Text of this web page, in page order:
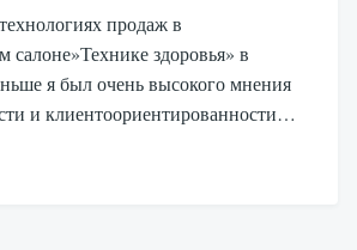
продаж в
салоне»Технике здоровья» в
я был очень высокого мнения
и клиентоориентированности…